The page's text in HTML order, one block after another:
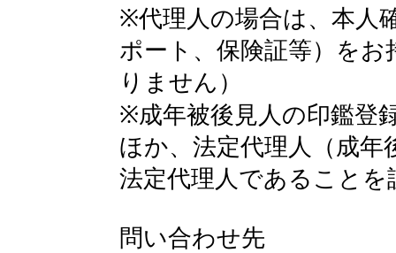
※代理人の場合は、本人
ポート、保険証等）を
りません）
※成年被後見人の印鑑登
ほか、法定代理人（成年
法定代理人であること
問い合わせ先